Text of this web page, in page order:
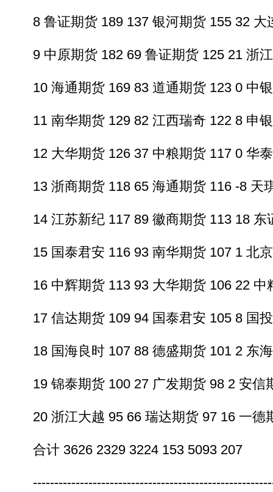
8 鲁证期货 189 137 银河期货 155 32 大
9 中原期货 182 69 鲁证期货 125 21 浙江
10 海通期货 169 83 道通期货 123 0 中银
11 南华期货 129 82 江西瑞奇 122 8 申银
12 大华期货 126 37 中粮期货 117 0 华泰
13 浙商期货 118 65 海通期货 116 -8 天
14 江苏新纪 117 89 徽商期货 113 18 东
15 国泰君安 116 93 南华期货 107 1 北京
16 中辉期货 113 93 大华期货 106 22 中
17 信达期货 109 94 国泰君安 105 8 国投
18 国海良时 107 88 德盛期货 101 2 东海
19 锦泰期货 100 27 广发期货 98 2 安信
20 浙江大越 95 66 瑞达期货 97 16 一德
合计 3626 2329 3224 153 5093 207